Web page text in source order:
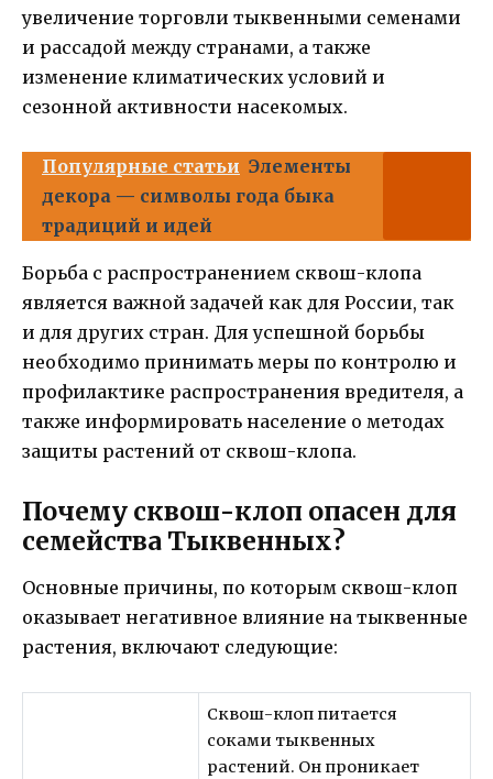
увеличение торговли тыквенными семенами
и рассадой между странами, а также
изменение климатических условий и
сезонной активности насекомых.
Популярные статьи Элементы
декора — символы года быка
традиций и идей
Борьба с распространением сквош-клопа
является важной задачей как для России, так
и для других стран. Для успешной борьбы
необходимо принимать меры по контролю и
профилактике распространения вредителя, а
также информировать население о методах
защиты растений от сквош-клопа.
Почему сквош-клоп опасен для
семейства Тыквенных?
Основные причины, по которым сквош-клоп
оказывает негативное влияние на тыквенные
растения, включают следующие:
Сквош-клоп питается
соками тыквенных
растений. Он проникает